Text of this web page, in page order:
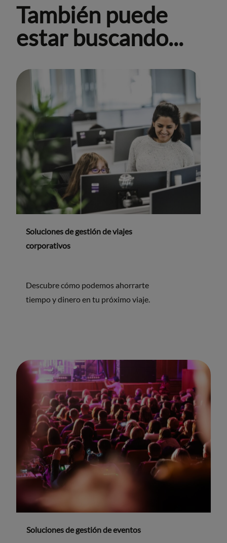
También puede
estar buscando...
Soluciones de gestión de viajes
corporativos
Descubre cómo podemos ahorrarte
tiempo y dinero en tu próximo viaje.
Soluciones de gestión de eventos